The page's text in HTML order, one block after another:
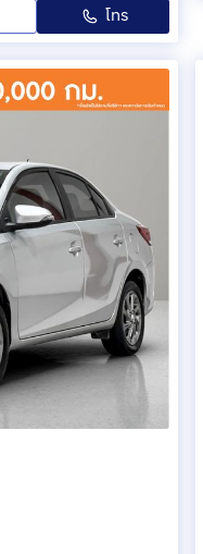
โทร